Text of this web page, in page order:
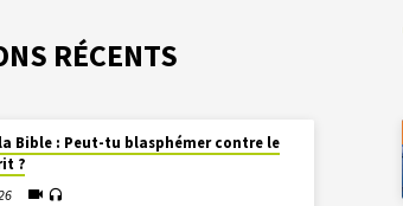
RÉCENTS
la Bible : Peut-tu blasphémer contre le
?